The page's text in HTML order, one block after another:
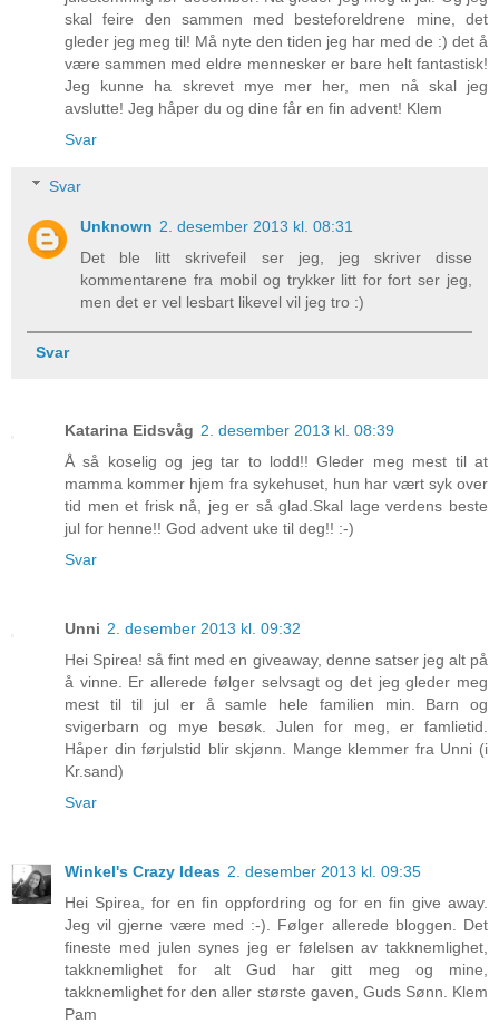
skal feire den sammen med besteforeldrene mine, det
gleder jeg meg til! Må nyte den tiden jeg har med de :) det å
være sammen med eldre mennesker er bare helt fantastisk!
Jeg kunne ha skrevet mye mer her, men nå skal jeg
avslutte! Jeg håper du og dine får en fin advent! Klem
Svar
Svar
Unknown 2. desember 2013 kl. 08:31
Det ble litt skrivefeil ser jeg, jeg skriver disse
kommentarene fra mobil og trykker litt for fort ser jeg,
men det er vel lesbart likevel vil jeg tro :)
Svar
Katarina Eidsvåg 2. desember 2013 kl. 08:39
Å så koselig og jeg tar to lodd!! Gleder meg mest til at
mamma kommer hjem fra sykehuset, hun har vært syk over
tid men et frisk nå, jeg er så glad.Skal lage verdens beste
jul for henne!! God advent uke til deg!! :-)
Svar
Unni 2. desember 2013 kl. 09:32
Hei Spirea! så fint med en giveaway, denne satser jeg alt på
å vinne. Er allerede følger selvsagt og det jeg gleder meg
mest til til jul er å samle hele familien min. Barn og
svigerbarn og mye besøk. Julen for meg, er famlietid.
Håper din førjulstid blir skjønn. Mange klemmer fra Unni (i
Kr.sand)
Svar
Winkel's Crazy Ideas 2. desember 2013 kl. 09:35
Hei Spirea, for en fin oppfordring og for en fin give away.
Jeg vil gjerne være med :-). Følger allerede bloggen. Det
fineste med julen synes jeg er følelsen av takknemlighet,
takknemlighet for alt Gud har gitt meg og mine,
takknemlighet for den aller største gaven, Guds Sønn. Klem
Pam